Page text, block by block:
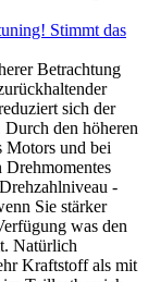
Stimmt das
Betrachtung
sich der
den höheren
Motors und bei
Drehmomentes
-
Sie stärker
was den
Natürlich
Kraftstoff als mit